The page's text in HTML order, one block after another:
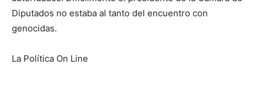
Diputados no estaba al tanto del encuentro con
genocidas.
La Política On Line